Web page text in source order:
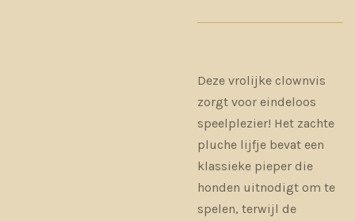
Deze vrolijke clownvis
zorgt voor eindeloos
speelplezier! Het zachte
pluche lijfje bevat een
klassieke pieper die
honden uitnodigt om te
spelen, terwijl de